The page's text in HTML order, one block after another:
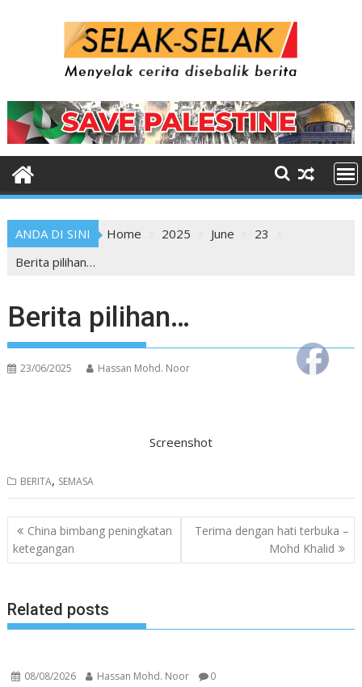
ANDA DI SINI Home 2025 June
23
Berita pilihan…
Berita pilihan…
23/06/2025 Hassan Mohd. Noor
Screenshot
BERITA, SEMASA
Post
navigation
China bimbang peningkatan
ketegangan
Terima dengan hati terbuka –
Mohd Khalid
Related posts
08/08/2026 Hassan Mohd. Noor 0